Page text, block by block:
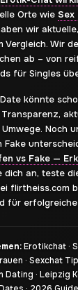
Orte wie Sex
wir
Vergleich. Wir
ab – von
für Singles
könnte
Noch
vs Fake —
dich an, teste
flirtheiss.com
für
Erotikchat ·
· Sexchat
Dating · Leipzig